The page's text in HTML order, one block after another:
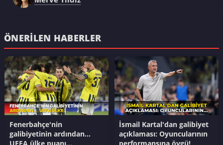
ÖNERILEN HABERLER
Fenerbahçe'nin
galibiyetinin ardından...
İsmail Kartal'dan galibiyet
açıklaması: Oyuncularının